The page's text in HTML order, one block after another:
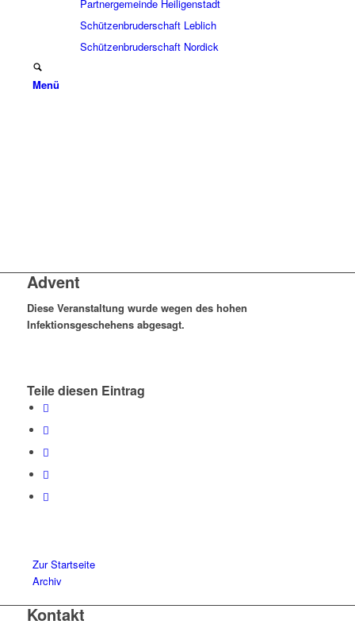
Partnergemeinde Heiligenstadt
Schützenbruderschaft Leblich
Schützenbruderschaft Nordick
Menü
Advent
Diese Veranstaltung wurde wegen des hohen
Infektionsgeschehens abgesagt.
Teile diesen Eintrag
Zur Startseite
Archiv
Kontakt